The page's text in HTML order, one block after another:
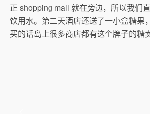
正 shopping mall 就在旁边，所以我们
饮用水。第二天酒店还送了一小盒糖果
买的话岛上很多商店都有这个牌子的糖卖